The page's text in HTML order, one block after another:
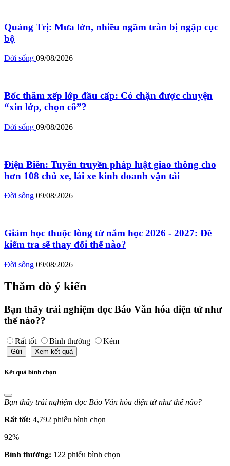
Quảng Trị: Mưa lớn, nhiều ngầm tràn bị ngập cục
bộ
Đời sống 09/08/2026
Bốc thăm xếp lớp đầu cấp: Có chặn được chuyện
“xin lớp, chọn cô”?
Đời sống 09/08/2026
Điện Biên: Tuyên truyền pháp luật giao thông cho
hơn 108 chủ xe, lái xe kinh doanh vận tải
Đời sống 09/08/2026
Giảm học thuộc lòng từ năm học 2026 - 2027: Đề
kiểm tra sẽ thay đổi thế nào?
Đời sống 09/08/2026
Thăm dò ý kiến
Bạn thấy trải nghiệm đọc Báo Văn hóa điện tử như
thế nào??
Rất tốt Bình thường Kém
Gửi Xem kết quả
Kết quả bình chọn
Bạn thấy trải nghiệm đọc Báo Văn hóa điện tử như thế nào?
Rất tốt: 4,792 phiếu bình chọn
92%
Bình thường: 122 phiếu bình chọn